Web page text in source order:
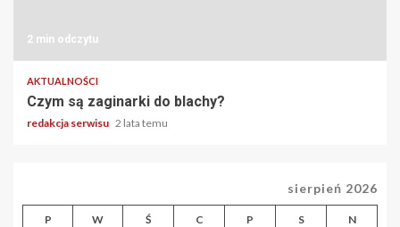
2 min odczytu
AKTUALNOŚCI
Czym są zaginarki do blachy?
redakcja serwisu 2 lata temu
sierpień 2026
P W Ś C P S N